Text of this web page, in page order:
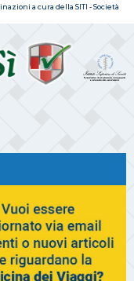
a cura della SITI - Società